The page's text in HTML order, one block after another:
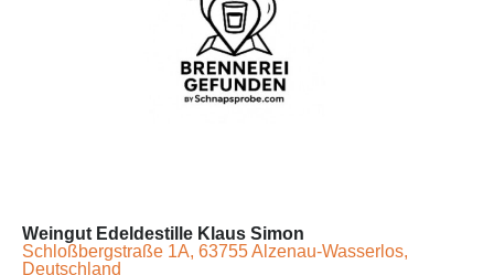
Weingut Edeldestille Klaus Simon
Schloßbergstraße 1A, 63755 Alzenau-Wasserlos,
Deutschland